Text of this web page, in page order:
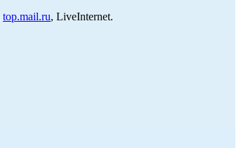
top.mail.ru, LiveInternet.